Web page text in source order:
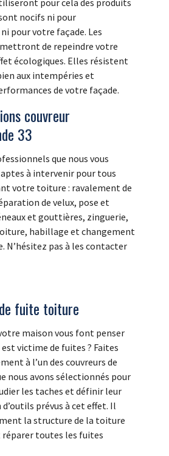
nocifs ni pour
pour votre façade. Les
de repeindre votre
écologiques. Elles résistent
aux intempéries et
de votre façade.
couvreur
33
que nous vous
à intervenir pour tous
votre toiture : ravalement de
de velux, pose et
et gouttières, zinguerie,
habillage et changement
N’hésitez pas à les contacter
fuite toiture
maison vous font penser
victime de fuites ? Faites
à l’un des couvreurs de
nous avons sélectionnés pour
les taches et définir leur
prévus à cet effet. Il
la structure de la toiture
toutes les fuites